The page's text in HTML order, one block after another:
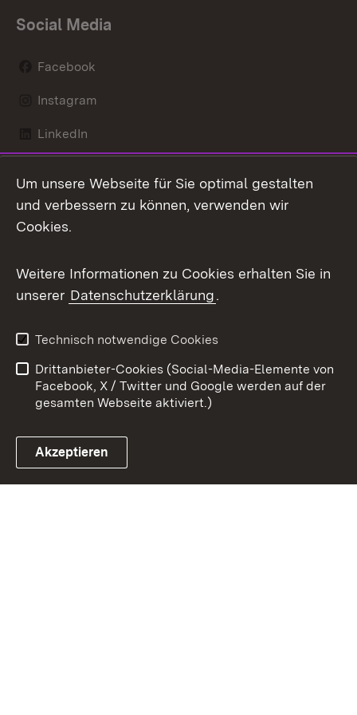
Social Media
Facebook
Instagram
LinkedIn
X / Twitter
Youtube
Link zum Landesportal
Kontakt
Datenschutz
Barrierefreiheit
Impressum
Cookies
Um unsere Webseite für Sie optimal gestalten
und verbessern zu können, verwenden wir
Cookies.
Weitere Informationen zu Cookies erhalten Sie in
unserer Datenschutzerklärung.
Technisch notwendige Cookies
Drittanbieter-Cookies (Social-Media-Elemente von
Facebook, X / Twitter und Google werden auf der
gesamten Webseite aktiviert.)
Akzeptieren